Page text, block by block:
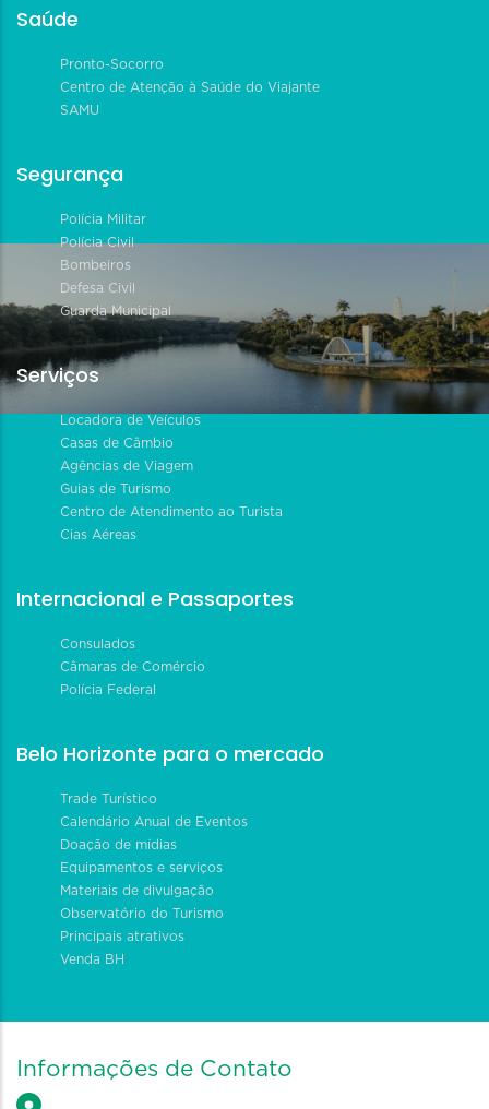
Saúde
Pronto-Socorro
Centro de Atenção à Saúde do Viajante
SAMU
Segurança
Polícia Militar
Polícia Civil
Bombeiros
Defesa Civil
Guarda Municipal
Serviços
Locadora de Veículos
Casas de Câmbio
Agências de Viagem
Guias de Turismo
Centro de Atendimento ao Turista
Cias Aéreas
Internacional e Passaportes
Consulados
Câmaras de Comércio
Polícia Federal
Belo Horizonte para o mercado
Trade Turístico
Calendário Anual de Eventos
Doação de mídias
Equipamentos e serviços
Materiais de divulgação
Observatório do Turismo
Principais atrativos
Venda BH
Informações de Contato